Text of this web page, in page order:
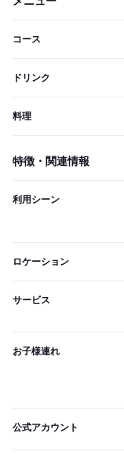
コース
ドリンク
料理
特徴・関連情報
利用シーン
ロケーション
サービス
お子様連れ
公式アカウント